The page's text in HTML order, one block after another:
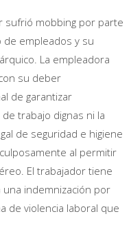
sufrió mobbing por parte
de empleados y su
La empleadora
su deber
de garantizar
trabajo dignas ni la
de seguridad e higiene
al permitir
El trabajador tiene
indemnización por
de violencia laboral que